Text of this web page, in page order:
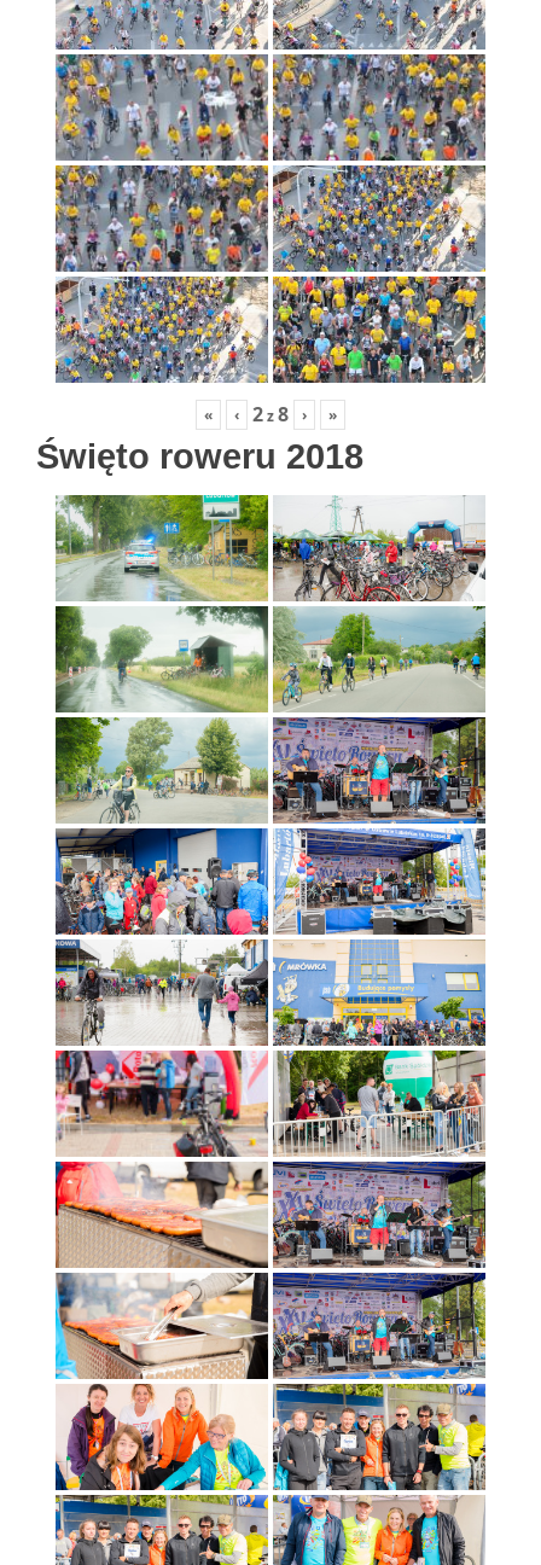
« ‹ 2z8 › »
Święto roweru 2018